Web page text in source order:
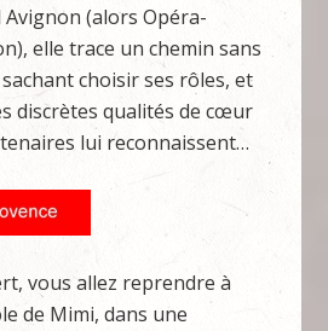
Avignon (alors Opéra-
elle trace un chemin sans
choisir ses rôles, et
discrètes qualités de cœur
lui reconnaissent…
vous allez reprendre à
de Mimi, dans une